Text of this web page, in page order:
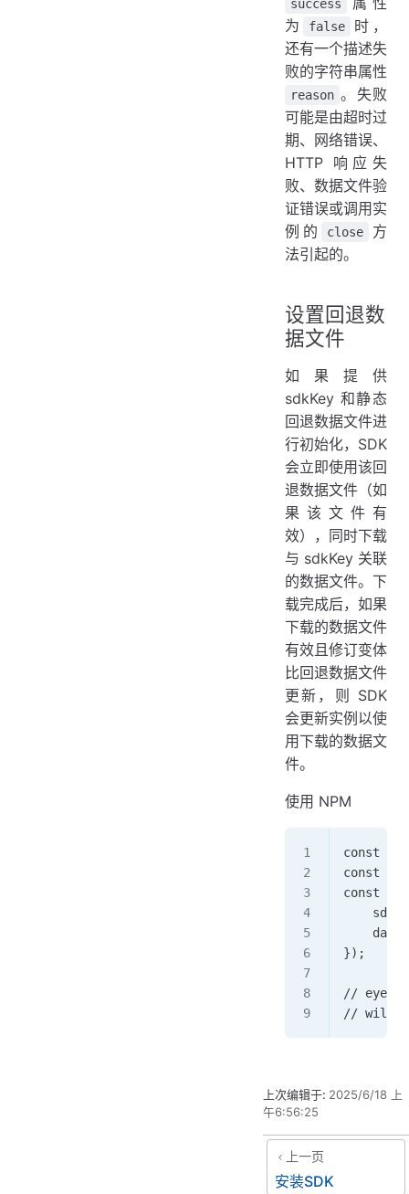
success
为
false
时，
还有一个描述失
败的字符串属性
reason 。失败
可能是由超时过
期、网络错误、
HTTP 响应失
败、数据文件验
证错误或调用实
例的
close
方
法引起的。
设置回退数
据文件
如果提供
sdkKey 和静态
回退数据文件进
行初始化，SDK
会立即使用该回
退数据文件（如
果该文件有
效），同时下载
与 sdkKey 关联
的数据文件。下
载完成后，如果
下载的数据文件
有效且修订变体
比回退数据文件
更新，则 SDK
会更新实例以使
用下载的数据文
件。
使用 NPM
const
const
const
});
//
// will
上次编辑于: 2025/6/18 上
午6:56:25
上一页
安装SDK